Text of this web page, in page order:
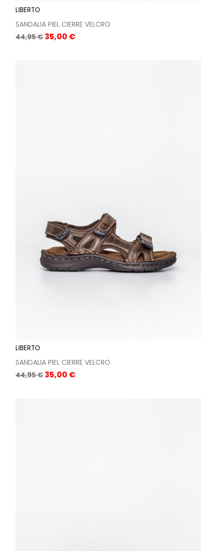
LIBERTO
SANDALIA PIEL CIERRE VELCRO
Precio
44,95 € Precio
35,00 €
LIBERTO
SANDALIA PIEL CIERRE VELCRO
Precio
44,95 € Precio
35,00 €